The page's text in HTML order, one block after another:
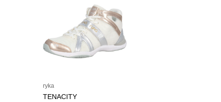
ryka
TENACITY